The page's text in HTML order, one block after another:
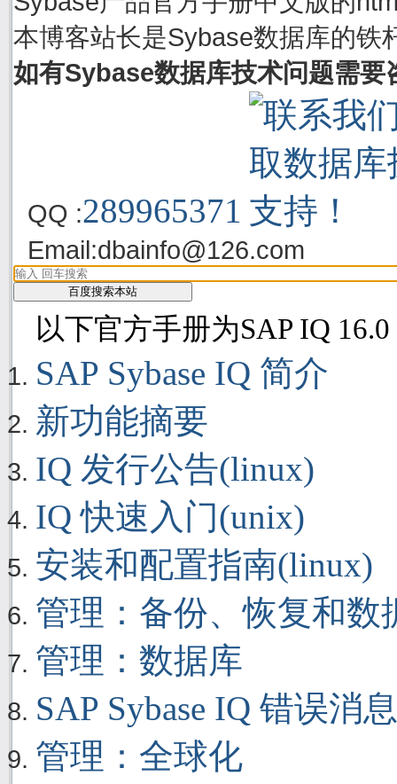
本博客站长是Sybase数据库的铁
如有Sybase数据库技术问题需要
QQ :289965371
Email:dbainfo@126.com
以下官方手册为SAP IQ
SAP Sybase IQ 简介
新功能摘要
IQ 发行公告(linux)
IQ 快速入门(unix)
安装和配置指南(linux)
管理：备份、恢复和数
管理：数据库
SAP Sybase IQ 错误消息
管理：全球化